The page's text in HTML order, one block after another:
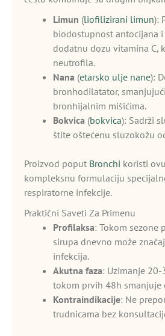
Limun (liofilizirani limun):
biodostupnost antocijana
dodatnu dozu vitamina C,
neutrofila.
Nana (etarsko ulje nane):
bronhodilatator,
bronhijalnim mišićima.
Bokvica (bokvica): Sadrži
štite oštećenu sluzokožu
Proizvod poput Bronchi koristi
kompleksnu formulaciju
respiratorne infekcije.
Praktični Saveti Za Primenu
Profilaksa: Tokom sezone
sirupa dnevno može
infekcija.
Akutna faza: Uzimanje
tokom prvih 48h smanjuje
Kontraindikacije: Ne
trudnicama bez